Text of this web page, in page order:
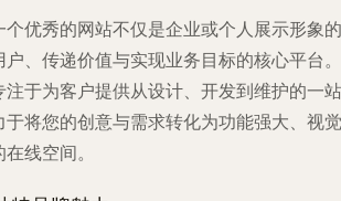
优秀的网站不仅是企业或个人展示形象的
、传递价值与实现业务目标的核心平台。
于为客户提供从设计、开发到维护的一站
将您的创意与需求转化为功能强大、视觉
线空间。